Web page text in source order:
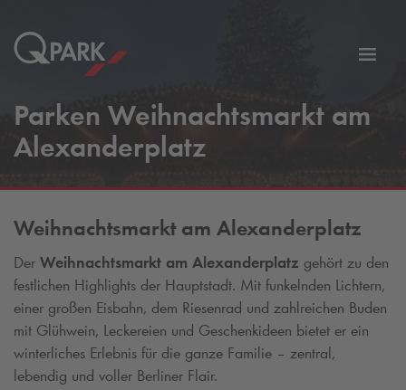
Zur
Parken Weihnachtsmarkt am
Alexanderplatz
Weihnachtsmarkt am Alexanderplatz
Der Weihnachtsmarkt am Alexanderplatz gehört zu den
festlichen Highlights der Hauptstadt. Mit funkelnden Lichtern,
einer großen Eisbahn, dem Riesenrad und zahlreichen Buden
mit Glühwein, Leckereien und Geschenkideen bietet er ein
winterliches Erlebnis für die ganze Familie – zentral,
lebendig und voller Berliner Flair.